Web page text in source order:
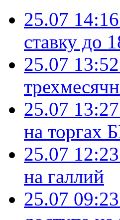
25.07 14:16
ставку до
25.07 13:52
25.07 13:27
на торгах
25.07 12:23
на галлий
25.07 09:23